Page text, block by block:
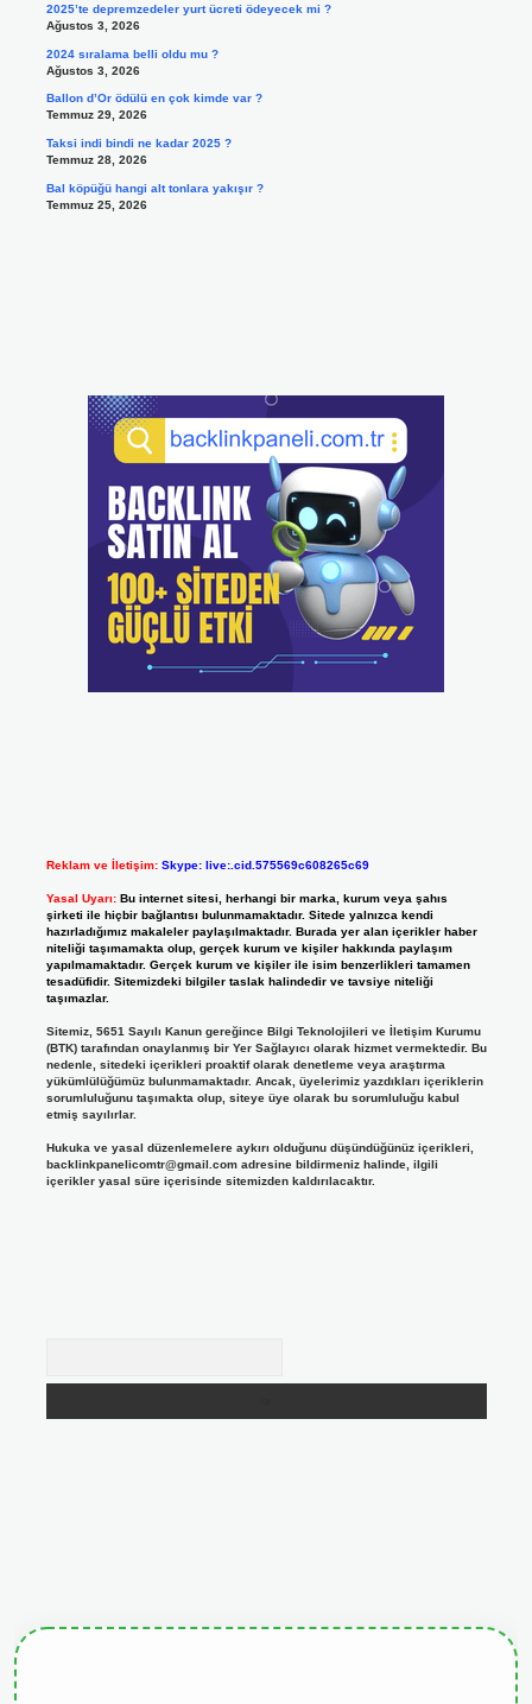
2025’te depremzedeler yurt ücreti ödeyecek mi ?
Ağustos 3, 2026
2024 sıralama belli oldu mu ?
Ağustos 3, 2026
Ballon d’Or ödülü en çok kimde var ?
Temmuz 29, 2026
Taksi indi bindi ne kadar 2025 ?
Temmuz 28, 2026
Bal köpüğü hangi alt tonlara yakışır ?
Temmuz 25, 2026
Reklam ve İletişim: Skype: live:.cid.575569c608265c69
Yasal Uyarı: Bu internet sitesi, herhangi bir marka, kurum veya şahıs
şirketi ile hiçbir bağlantısı bulunmamaktadır. Sitede yalnızca kendi
hazırladığımız makaleler paylaşılmaktadır. Burada yer alan içerikler haber
niteliği taşımamakta olup, gerçek kurum ve kişiler hakkında paylaşım
yapılmamaktadır. Gerçek kurum ve kişiler ile isim benzerlikleri tamamen
tesadüfidir. Sitemizdeki bilgiler taslak halindedir ve tavsiye niteliği
taşımazlar.
Sitemiz, 5651 Sayılı Kanun gereğince Bilgi Teknolojileri ve İletişim Kurumu
(BTK) tarafından onaylanmış bir Yer Sağlayıcı olarak hizmet vermektedir. Bu
nedenle, sitedeki içerikleri proaktif olarak denetleme veya araştırma
yükümlülüğümüz bulunmamaktadır. Ancak, üyelerimiz yazdıkları içeriklerin
sorumluluğunu taşımakta olup, siteye üye olarak bu sorumluluğu kabul
etmiş sayılırlar.
Hukuka ve yasal düzenlemelere aykırı olduğunu düşündüğünüz içerikleri,
backlinkpanelicomtr@gmail.comadresine bildirmeniz halinde, ilgili
içerikler yasal süre içerisinde sitemizden kaldırılacaktır.